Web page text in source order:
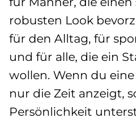
robusten Look
für den Alltag, für
und für alle, die ein
wollen. Wenn du
nur die Zeit anzeigt,
Persönlichkeit